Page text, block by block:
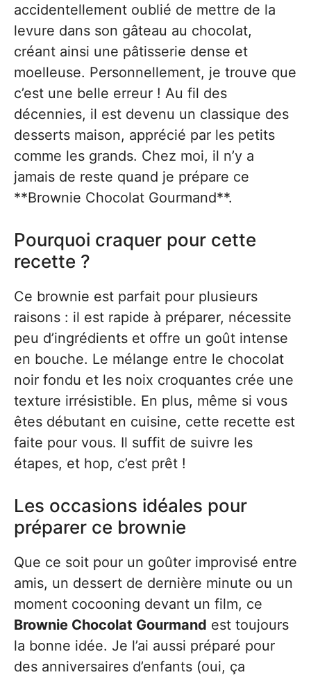
accidentellement oublié de mettre de la
levure dans son gâteau au chocolat,
créant ainsi une pâtisserie dense et
moelleuse. Personnellement, je trouve que
c’est une belle erreur ! Au fil des
décennies, il est devenu un classique des
desserts maison, apprécié par les petits
comme les grands. Chez moi, il n’y a
jamais de reste quand je prépare ce
**Brownie Chocolat Gourmand**.
Pourquoi craquer pour cette
recette ?
Ce brownie est parfait pour plusieurs
raisons : il est rapide à préparer, nécessite
peu d’ingrédients et offre un goût intense
en bouche. Le mélange entre le chocolat
noir fondu et les noix croquantes crée une
texture irrésistible. En plus, même si vous
êtes débutant en cuisine, cette recette est
faite pour vous. Il suffit de suivre les
étapes, et hop, c’est prêt !
Les occasions idéales pour
préparer ce brownie
Que ce soit pour un goûter improvisé entre
amis, un dessert de dernière minute ou un
moment cocooning devant un film, ce
Brownie Chocolat Gourmand est toujours
la bonne idée. Je l’ai aussi préparé pour
des anniversaires d’enfants (oui, ça